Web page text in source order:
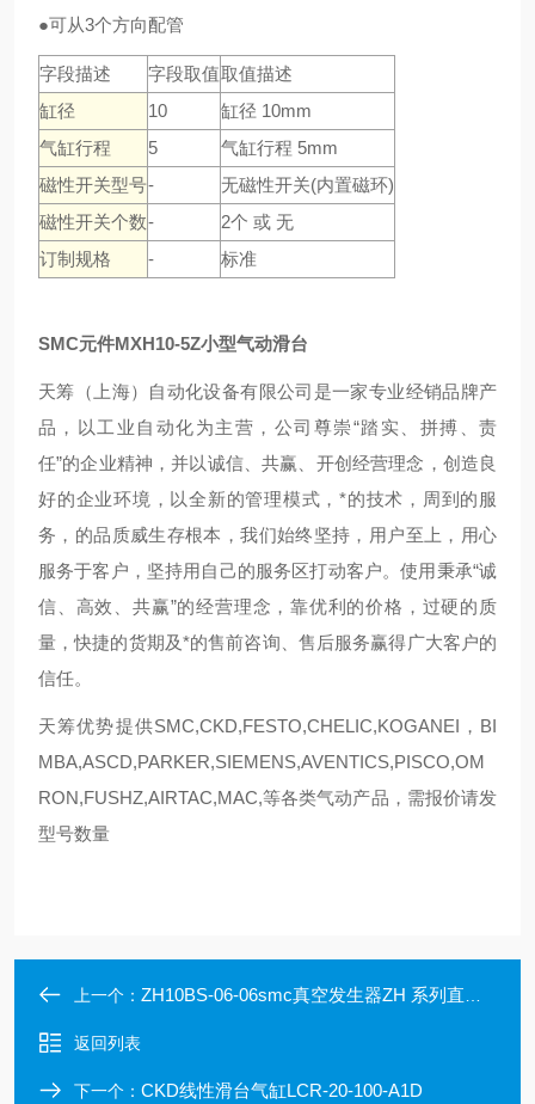
●可从3个方向配管
字段描述 字段取值取值描述
缸径
10
缸径 10mm
气缸行程
5
气缸行程 5mm
磁性开关型号-
无磁性开关(内置磁环)
磁性开关个数-
2个 或 无
订制规格
- 标准
SMC元件MXH10-5Z小型气动滑台
天筹（上海）自动化设备有限公司是一家专业经销品牌产
品，以工业自动化为主营，公司尊崇“踏实、拼搏、责
任”的企业精神，并以诚信、共赢、开创经营理念，创造良
好的企业环境，以全新的管理模式，*的技术，周到的服
务，的品质威生存根本，我们始终坚持，用户至上，用心
服务于客户，坚持用自己的服务区打动客户。使用秉承“诚
信、高效、共赢”的经营理念，靠优利的价格，过硬的质
量，快捷的货期及*的售前咨询、售后服务赢得广大客户的
信任。
天筹优势提供SMC,CKD,FESTO,CHELIC,KOGANEI，BI
MBA,ASCD,PARKER,SIEMENS,AVENTICS,PISCO,OM
RON,FUSHZ,AIRTAC,MAC,等各类气动产品，需报价请发
型号数量
上一个： ZH10BS-06-06smc真空发生器ZH 系列直接配管型/盒型
返回列表
下一个： CKD线性滑台气缸LCR-20-100-A1D